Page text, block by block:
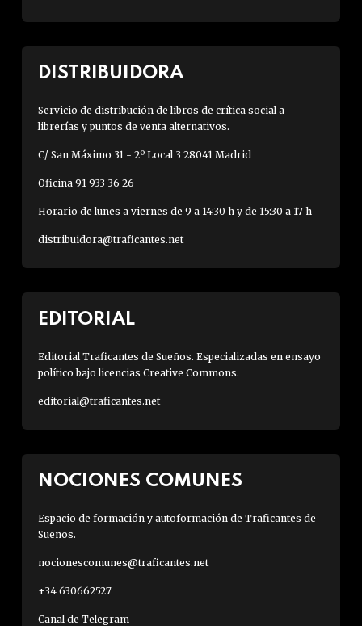
DISTRIBUIDORA
Servicio de distribución de libros de crítica social a
librerías y puntos de venta alternativos.
C/ San Máximo 31 - 2º Local 3 28041 Madrid
Oficina 91 933 36 26
Horario de lunes a viernes de 9 a 14:30 h y de 15:30 a 17 h
distribuidora@traficantes.net
EDITORIAL
Editorial Traficantes de Sueños. Especializadas en ensayo
político bajo licencias Creative Commons.
editorial@traficantes.net
NOCIONES COMUNES
Espacio de formación y autoformación de Traficantes de
Sueños.
nocionescomunes@traficantes.net
+34 630662527
Canal de Telegram